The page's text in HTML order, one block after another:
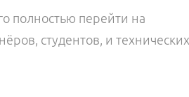
полностью перейти на
студентов, и технических